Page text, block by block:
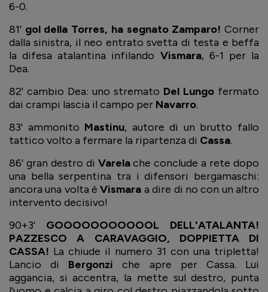
6-0.
81' gol della Torres, ha segnato Zamparo! Corner
dalla sinistra, il neo entrato svetta di testa e beffa
la difesa atalantina infilando Vismara, 6-1 per la
Dea.
82' cambio Dea: uno stremato Del Lungo fermato
dai crampi lascia il campo per Navarro.
83' ammonito Mastinu, autore di un brutto fallo
tattico volto a fermare la ripartenza di Cassa.
86' gran destro di Varelache conclude a rete dopo
una bella serpentina tra i difensori bergamaschi:
ancora una volta èVismara a dire di no con un altro
intervento decisivo!
90+3' GOOOOOOOOOOOL DELL'ATALANTA!
PAZZESCO A CARAVAGGIO, DOPPIETTA DI
CASSA! La chiude il numero 31 con una tripletta!
Lancio di Bergonzi che apre per Cassa. Lui
aggancia, si accentra, la mette sul destro, punta